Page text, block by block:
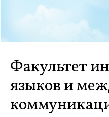
Факультет
языков и